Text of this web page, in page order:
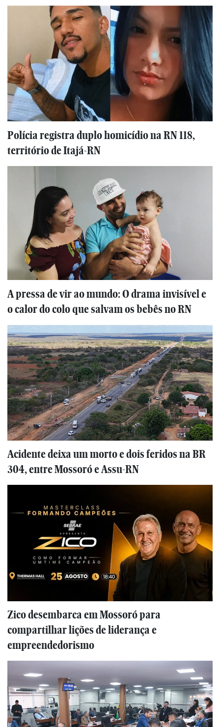
Polícia registra duplo homicídio na RN 118,
território de Itajá-RN
A pressa de vir ao mundo: O drama invisível e
o calor do colo que salvam os bebês no RN
Acidente deixa um morto e dois feridos na BR
304, entre Mossoró e Assu-RN
Zico desembarca em Mossoró para
compartilhar lições de liderança e
empreendedorismo